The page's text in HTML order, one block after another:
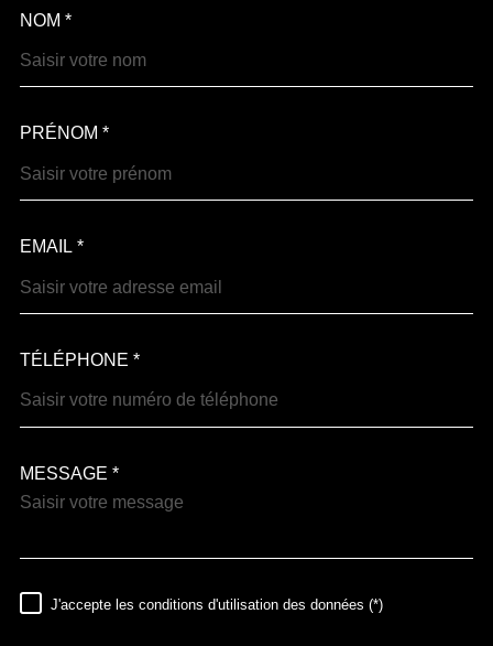
NOM *
PRÉNOM *
EMAIL *
TÉLÉPHONE *
MESSAGE *
RÈGLEMENTATION
J'accepte les conditions d'utilisation des données (*)